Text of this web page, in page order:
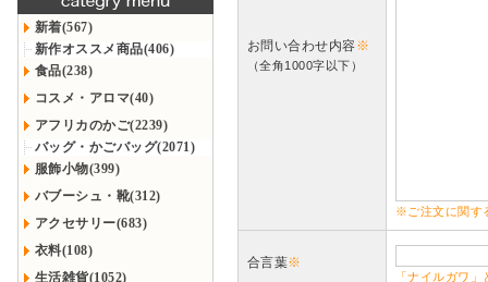
新着(567)
新作オススメ商品(406)
食品(238)
コスメ・アロマ(40)
アフリカのかご(2239)
バッグ・かごバッグ(2071)
服飾小物(399)
バブーシュ・靴(312)
アクセサリー(683)
衣料(108)
生活雑貨(1052)
お問い合わせ内容※
（全角1000字以下）
※ご注文に関す
合言葉※
「ナイルガワ